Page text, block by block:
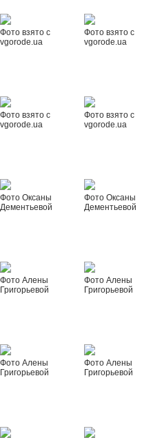
Фото взято с
vgorode.ua
Фото взято с
vgorode.ua
Фото взято с
vgorode.ua
Фото взято с
vgorode.ua
Фото Оксаны
Дементьевой
Фото Оксаны
Дементьевой
Фото Алены
Григорьевой
Фото Алены
Григорьевой
Фото Алены
Григорьевой
Фото Алены
Григорьевой